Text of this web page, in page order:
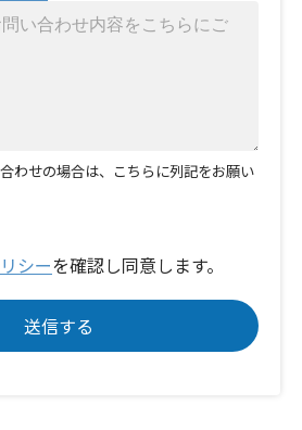
わせの場合は、こちらに列記をお願い
シーを確認し同意します。